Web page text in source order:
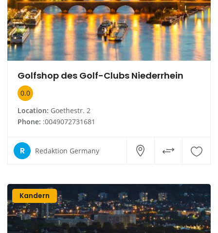
Golfshop des Golf-Clubs Niederrhein
0.0
Location: Goethestr. 2
Phone: :0049072731681
R Redaktion Germany
Kandern